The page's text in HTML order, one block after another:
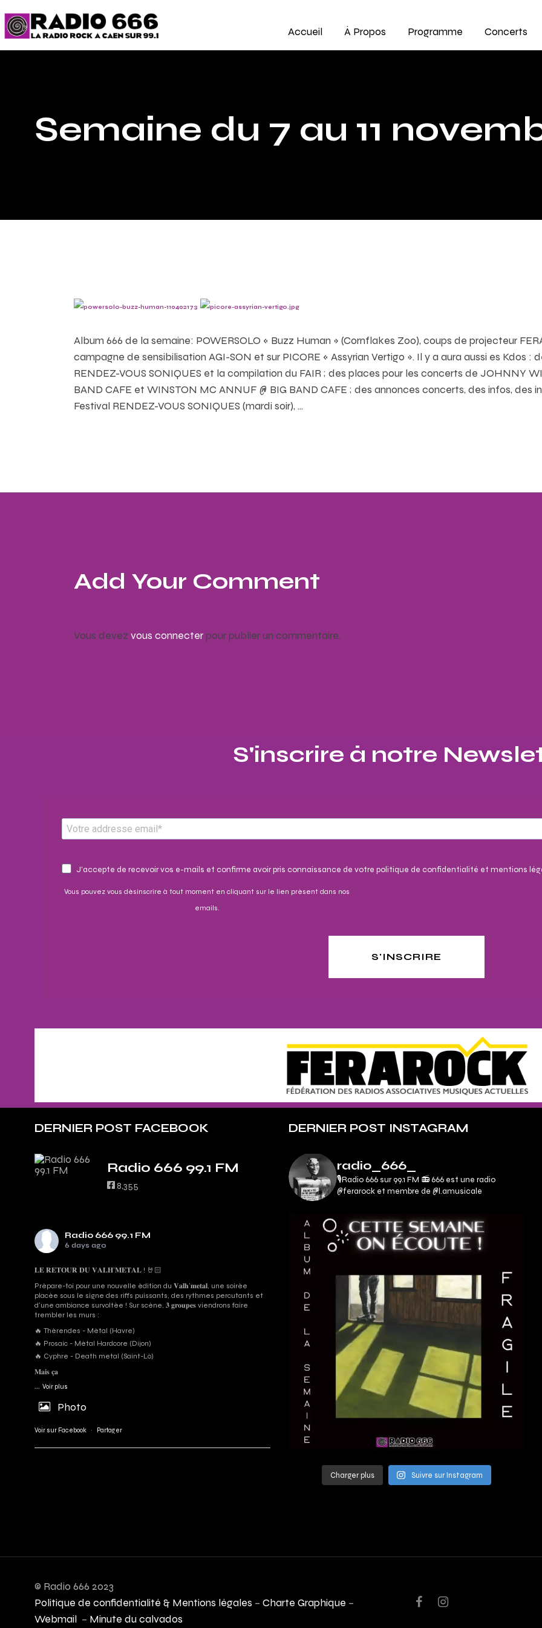
Accueil À Propos Programme Concerts
Semaine du 7 au 11
Album 666 de la semaine: POWERSOLO « Buzz Human » (Cornflakes Zoo), coups de projecteur
campagne de sensibilisation AGI-SON et sur PICORE « Assyrian Vertigo ». Il y a aura aussi es Kdos :
RENDEZ-VOUS SONIQUES et la compilation du FAIR ; des places pour les concerts de JOHNNY
BAND CAFE et WINSTON MC ANNUF @ BIG BAND CAFE ; des annonces concerts, des infos, des
Festival RENDEZ-VOUS SONIQUES (mardi soir), …
Add Your Comment
Vous devez vous connecterpour publier un commentaire.
S'inscrire à notre
J'accepte de recevoir vos e-mails et confirme avoir pris connaissance de votre politique de confidentialité et mentions
Vous pouvez vous désinscrire à tout moment en cliquant sur le lien présent dans nos
emails.
S'INSCRIRE
DERNIER POST FACEBOOK
Radio 666 99.1 FM
8,355
Radio 666 99.1 FM
6 days ago
𝐋𝐄 𝐑𝐄𝐓𝐎𝐔𝐑 𝐃𝐔 𝐕𝐀𝐋𝐇’𝐌𝐄𝐓𝐀𝐋 ! 🤘🏻
Prépare-toi pour une nouvelle édition du 𝐕𝐚𝐥𝐡’𝐦𝐞𝐭𝐚𝐥, une soirée
placée sous le signe des riffs puissants, des rythmes percutants et
d'une ambiance survoltée ! Sur scène, 𝟑 𝐠𝐫𝐨𝐮𝐩𝐞𝐬 viendrons faire
trembler les murs :
🔥 Thérendes - Métal (Havre)
🔥 Prosaic - Métal Hardcore (Dijon)
🔥 Cyphre - Death metal (Saint-Lô)
𝐌𝐚𝐢𝐬 𝐜̧𝐚
... Voir plus
Photo
Voir sur Facebook · Partager
DERNIER POST INSTAGRAM
radio_666_
🎙Radio 666 sur 99.1 FM 📻666 est une radio
@ferarock et membre de @l.amusicale
Charger plus Suivre sur Instagram
© Radio 666 2023
Politique de confidentialité & Mentions légales – Charte Graphique –
Webmail – Minute du calvados